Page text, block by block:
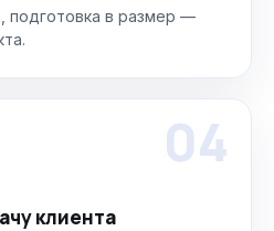
подготовка в размер —
04
клиента